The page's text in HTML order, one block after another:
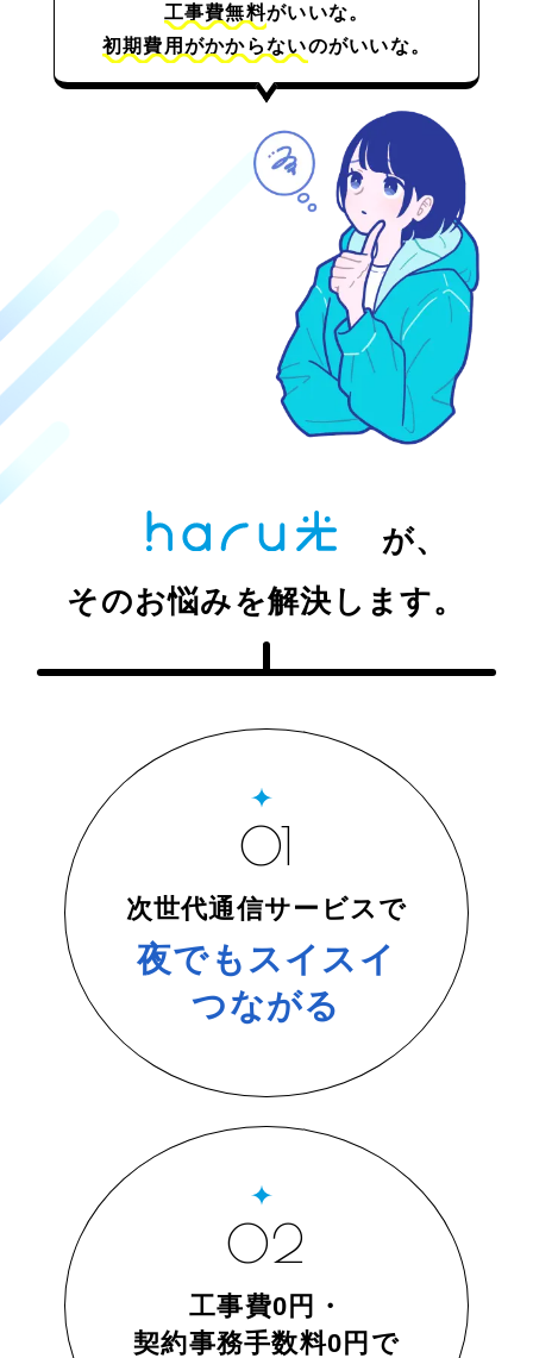
工事費無料がいいな。
初期費用がかからないのがいいな。
が、
そのお悩みを解決します。
01
次世代通信サービスで
夜でもスイスイ
つながる
02
工事費0円・
契約事務手数料0円で